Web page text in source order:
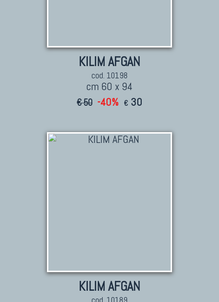
KILIM AFGAN
cod. 10198
cm 60 x 94
€ 50 -40% € 30
KILIM AFGAN